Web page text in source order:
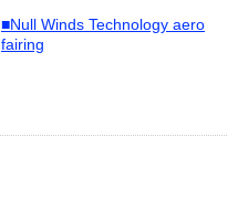
■Null Winds Technology aero
fairing